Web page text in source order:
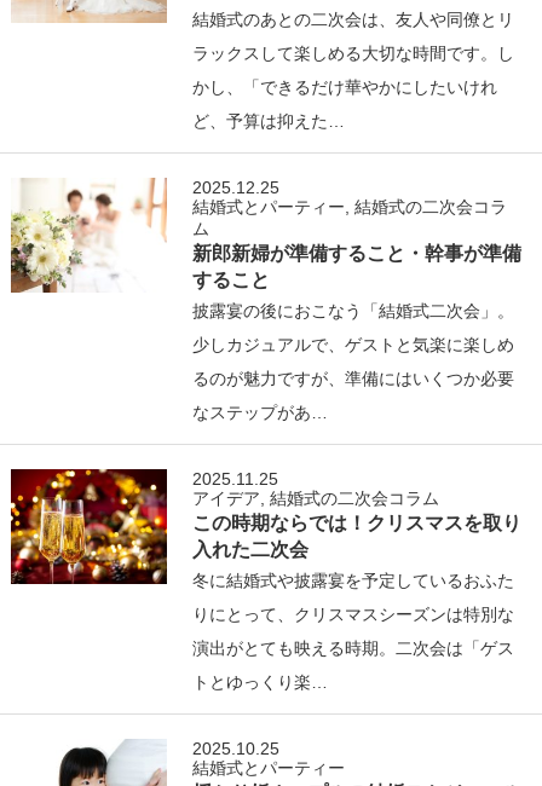
結婚式のあとの二次会は、友人や同僚とリ
ラックスして楽しめる大切な時間です。し
かし、「できるだけ華やかにしたいけれ
ど、予算は抑えた…
2025.12.25
結婚式とパーティー ,結婚式の二次会コラ
ム
新郎新婦が準備すること・幹事が準備
すること
披露宴の後におこなう「結婚式二次会」。
少しカジュアルで、ゲストと気楽に楽しめ
るのが魅力ですが、準備にはいくつか必要
なステップがあ…
2025.11.25
アイデア ,結婚式の二次会コラム
この時期ならでは！クリスマスを取り
入れた二次会
冬に結婚式や披露宴を予定しているおふた
りにとって、クリスマスシーズンは特別な
演出がとても映える時期。二次会は「ゲス
トとゆっくり楽…
2025.10.25
結婚式とパーティー